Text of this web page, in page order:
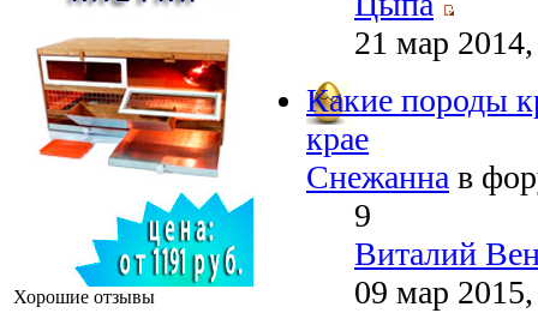
Хорошие отзывы
21 мар
Какие породы
крае
Снежанна в
9
Виталий
09 мар